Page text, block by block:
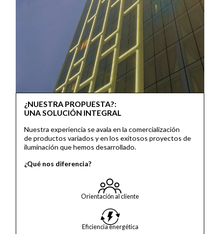
¿NUESTRA PROPUESTA?:
UNA SOLUCIÓN INTEGRAL
Nuestra experiencia se avala en la comercialización
de productos variados y en los exitosos proyectos de
iluminación que hemos desarrollado.
¿Qué nos diferencia?
Orientación al cliente
Eficiencia energética